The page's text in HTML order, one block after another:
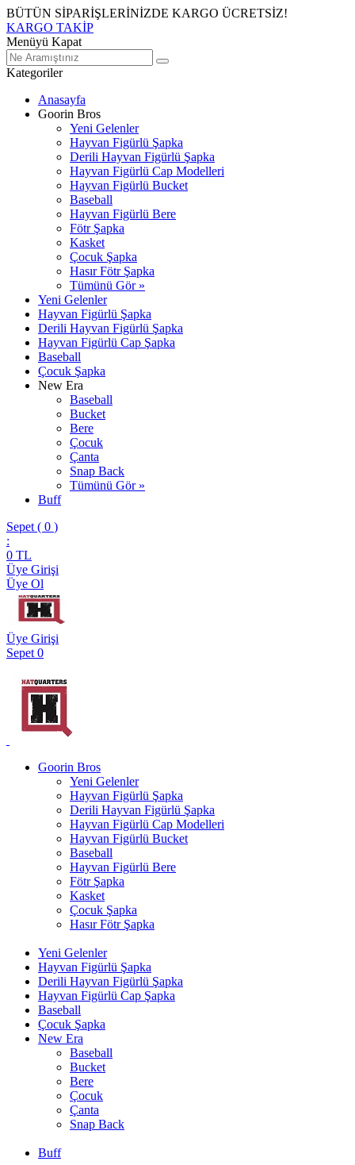
BÜTÜN SİPARİŞLERİNİZDE KARGO ÜCRETSİZ!
KARGO TAKİP
Menüyü Kapat
Kategoriler
Anasayfa
Goorin Bros
Yeni Gelenler
Hayvan Figürlü Şapka
Derili Hayvan Figürlü Şapka
Hayvan Figürlü Cap Modelleri
Hayvan Figürlü Bucket
Baseball
Hayvan Figürlü Bere
Fötr Şapka
Kasket
Çocuk Şapka
Hasır Fötr Şapka
Tümünü Gör »
Yeni Gelenler
Hayvan Figürlü Şapka
Derili Hayvan Figürlü Şapka
Hayvan Figürlü Cap Şapka
Baseball
Çocuk Şapka
New Era
Baseball
Bucket
Bere
Çocuk
Çanta
Snap Back
Tümünü Gör »
Buff
Sepet ( 0 )
:
0 TL
Üye Girişi
Üye Ol
Üye Girişi
Sepet 0
Goorin Bros
Yeni Gelenler
Hayvan Figürlü Şapka
Derili Hayvan Figürlü Şapka
Hayvan Figürlü Cap Modelleri
Hayvan Figürlü Bucket
Baseball
Hayvan Figürlü Bere
Fötr Şapka
Kasket
Çocuk Şapka
Hasır Fötr Şapka
Yeni Gelenler
Hayvan Figürlü Şapka
Derili Hayvan Figürlü Şapka
Hayvan Figürlü Cap Şapka
Baseball
Çocuk Şapka
New Era
Baseball
Bucket
Bere
Çocuk
Çanta
Snap Back
Buff